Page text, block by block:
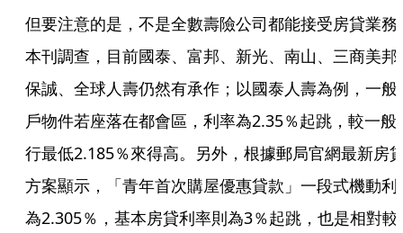
但要注意的是，不是全數壽險公司都能接受房貸業務
本刊調查，目前國泰、富邦、新光、南山、三商美邦
保誠、全球人壽仍然有承作；以國泰人壽為例，一般
戶物件若座落在都會區，利率為2.35％起跳，較一般
行最低2.185％來得高。另外，根據郵局官網最新房
方案顯示，「青年首次購屋優惠貸款」一段式機動利
為2.305％，基本房貸利率則為3％起跳，也是相對較